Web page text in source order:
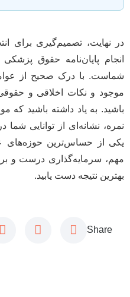
در نهایت، تصمیم‌گیری برای
انجام پایان‌نامه حقوق
شماست. با درک صحیح از
موجود و نکات اخلاقی و حقوقی،
باشید. به یاد داشته باشید که
نمره، نشانه‌ای از توانایی
یکی از حساس‌ترین
مهم، سرمایه‌گذاری درست و
بهترین نتیجه دست یابید.
Share